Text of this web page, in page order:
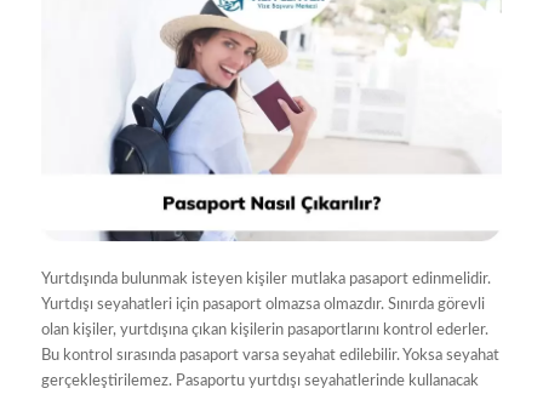
Yurtdışında bulunmak isteyen kişiler mutlaka pasaport edinmelidir.
Yurtdışı seyahatleri için pasaport olmazsa olmazdır. Sınırda görevli
olan kişiler, yurtdışına çıkan kişilerin pasaportlarını kontrol ederler.
Bu kontrol sırasında pasaport varsa seyahat edilebilir. Yoksa seyahat
gerçekleştirilemez. Pasaportu yurtdışı seyahatlerinde kullanacak